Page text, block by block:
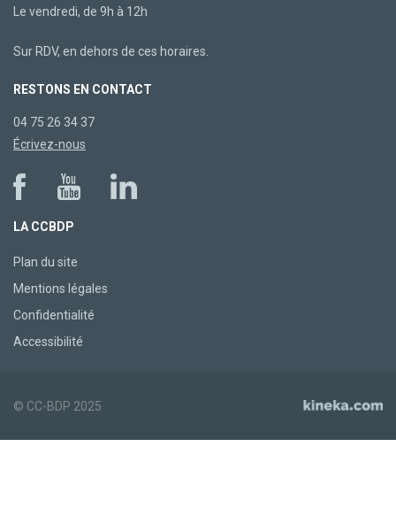
Le vendredi, de 9h à 12h
Sur RDV, en dehors de ces horaires.
RESTONS EN CONTACT
04 75 26 34 37
Écrivez-nous
LA CCBDP
Plan du site
Mentions légales
Confidentialité
Accessibilité
© CC-BDP 2025